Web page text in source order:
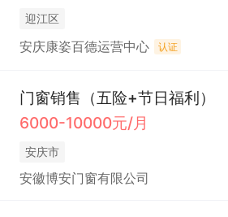
迎江区
安庆康姿百德运营中心 认证
门窗销售（五险+节日福利）
6000-10000元/月
安庆市
安徽博安门窗有限公司